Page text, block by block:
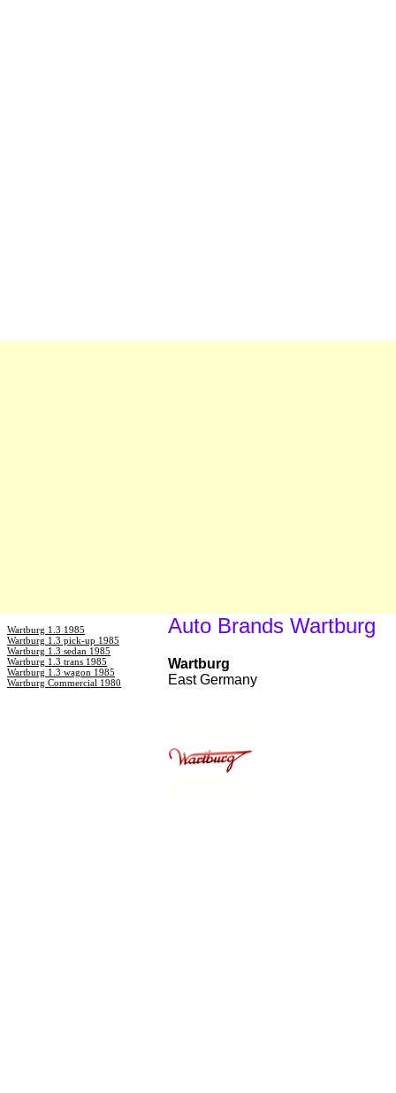
Wartburg 1.3 1985
Wartburg 1.3 pick-up 1985
Wartburg 1.3 sedan 1985
Wartburg 1.3 trans 1985
Wartburg 1.3 wagon 1985
Wartburg Commercial 1980
Auto Brands Wartburg
Wartburg
East Germany